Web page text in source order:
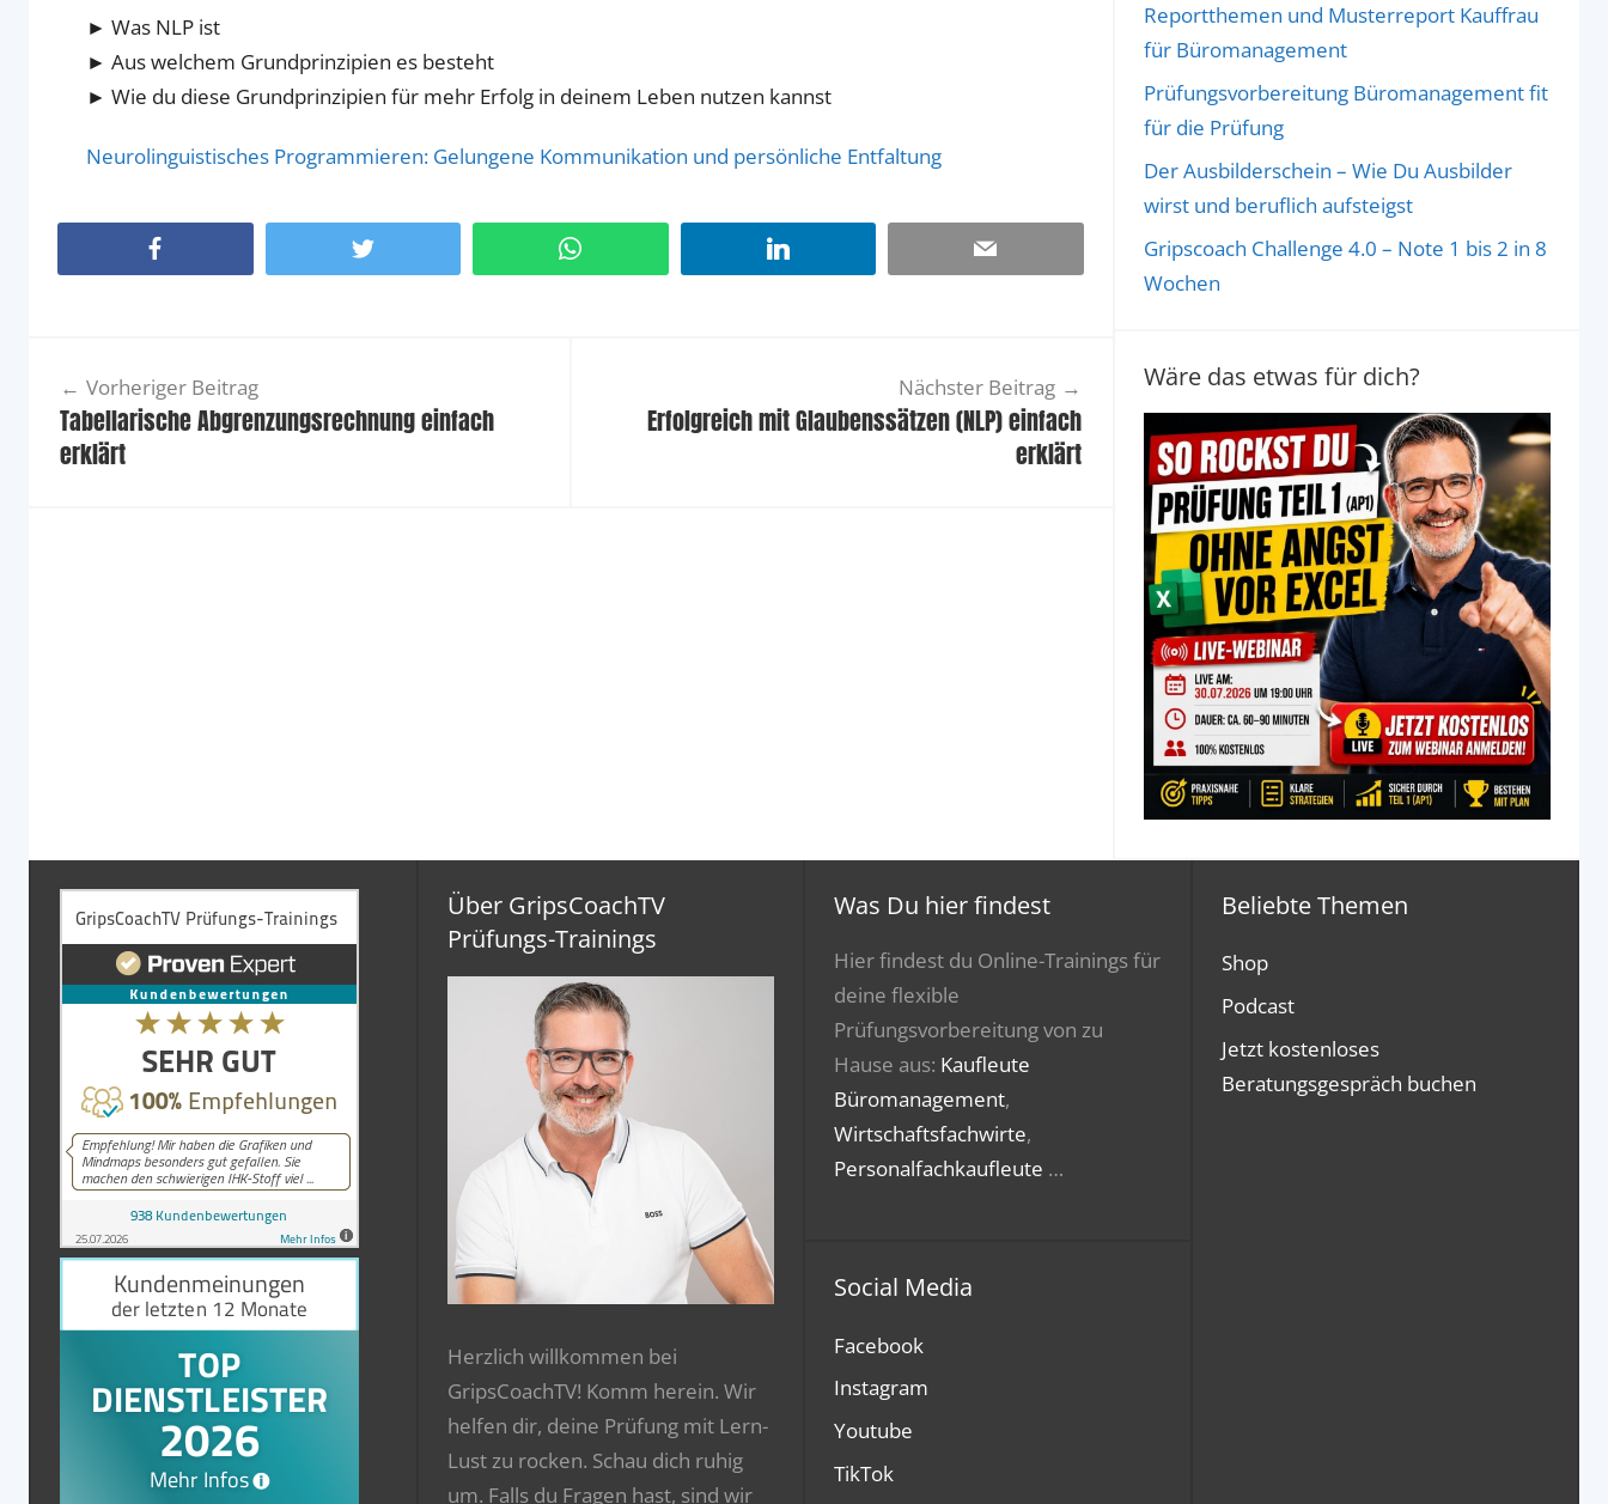
► Was NLP ist
► Aus welchem Grundprinzipien es besteht
► Wie du diese Grundprinzipien für mehr Erfolg in deinem Leben nutzen kannst
Neurolinguistisches Programmieren: Gelungene Kommunikation und persönliche Entfaltung
Twitter WhatsApp LinkedIn Email
Vorheriger Beitrag
Tabellarische Abgrenzungsrechnung einfach
erklärt
Nächster Beitrag
Erfolgreich mit Glaubenssätzen (NLP) einfach
erklärt
Reportthemen und Musterreport Kauffrau
für Büromanagement
Prüfungsvorbereitung Büromanagement fit
für die Prüfung
Der Ausbilderschein – Wie Du Ausbilder
wirst und beruflich aufsteigst
Gripscoach Challenge 4.0 – Note 1 bis 2 in 8
Wochen
Wäre das etwas für dich?
Über GripsCoachTV
Prüfungs-Trainings
Herzlich willkommen bei
GripsCoachTV! Komm herein. Wir
helfen dir, deine Prüfung mit Lern-
Lust zu rocken. Schau dich ruhig
um. Falls du Fragen hast, sind wir
Was Du hier findest
Hier findest du Online-Trainings für
deine flexible
Prüfungsvorbereitung von zu
Hause aus: Kaufleute
Büromanagement,
Wirtschaftsfachwirte,
Personalfachkaufleute …
Social Media
Facebook
Instagram
Youtube
TikTok
Beliebte Themen
Shop
Podcast
Jetzt kostenloses
Beratungsgespräch buchen